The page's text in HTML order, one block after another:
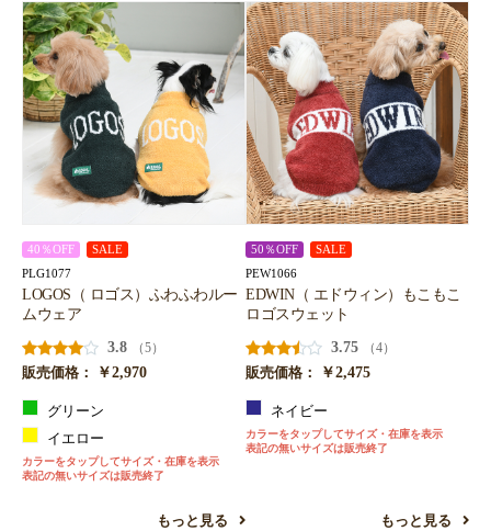
40％OFF SALE
PLG1077
LOGOS（ ロゴス）ふわふわルー
ムウェア
3.8
（5）
販売価格：
￥2,970
グリーン
イエロー
カラーをタップしてサイズ・在庫を表示
表記の無いサイズは販売終了
もっと見る
50％OFF SALE
PEW1066
EDWIN（ エドウィン）もこもこ
ロゴスウェット
3.75
（4）
販売価格：
￥2,475
ネイビー
カラーをタップしてサイズ・在庫を表示
表記の無いサイズは販売終了
もっと見る